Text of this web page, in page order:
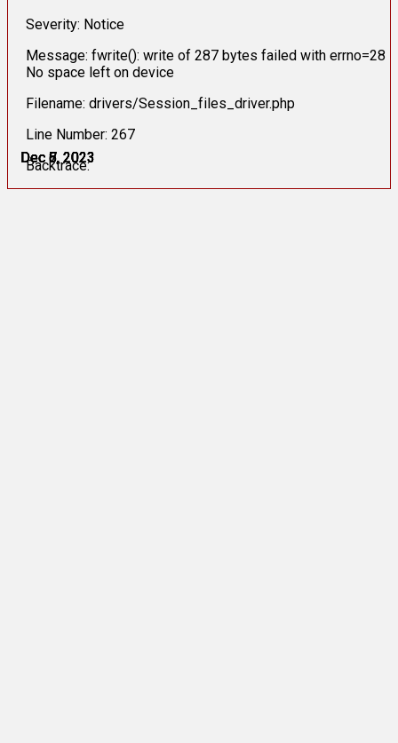
Dec 5, 2023
Dec 6, 2023
Dec 6, 2023
Dec 7, 2023
Dec 7, 2023
Dec 8, 2023
Severity: Notice
Message: fwrite(): write of 287 bytes failed with errno=28
No space left on device
Filename: drivers/Session_files_driver.php
Line Number: 267
Backtrace: